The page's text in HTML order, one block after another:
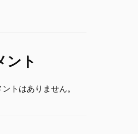
ント
トはありません。